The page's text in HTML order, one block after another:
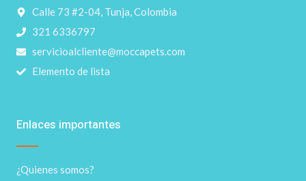
Enlaces importantes
¿Quienes somos?
Calle 73 #2-04, Tunja, Colombia
321 6336797
servicioalcliente@moccapets.com
Elemento de lista